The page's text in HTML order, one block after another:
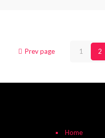
Prev page 1 2
Home